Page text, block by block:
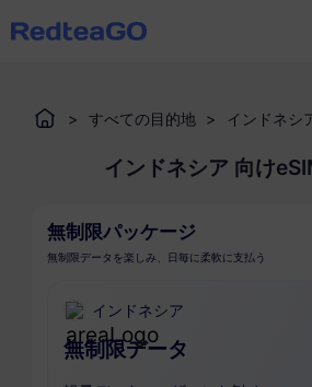
> すべての目的地 > インドネシ
インドネシア 向け
無制限パッケージ
無制限データを楽しみ、日毎に柔軟に支払う
インドネシア
無制限データ